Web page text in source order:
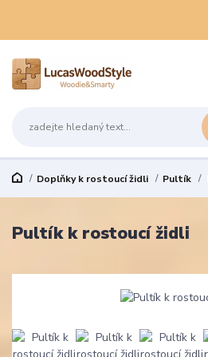
Doplňky k rostoucí židli Pultík
Pultík k rostoucí židli